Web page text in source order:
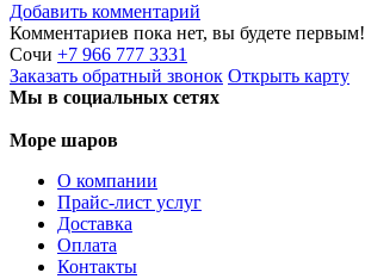
Добавить комментарий
Комментариев пока нет, вы будете первым!
Сочи +7 966 777 3331
Заказать обратный звонок Открыть карту
Мы в социальных сетях
Море шаров
О компании
Прайс-лист услуг
Доставка
Оплата
Контакты